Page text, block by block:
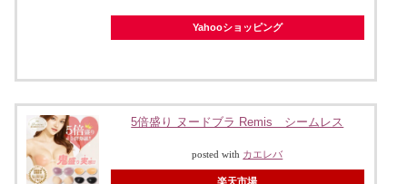
Yahooショッピング
5倍盛り ヌードブラ Remis シームレス
posted with カエレバ
楽天市場